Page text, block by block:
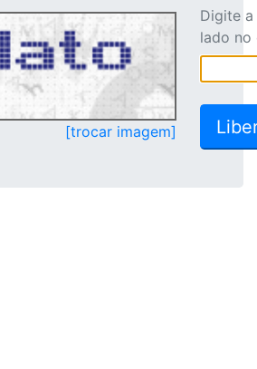
[trocar imagem]
Digite
lado no